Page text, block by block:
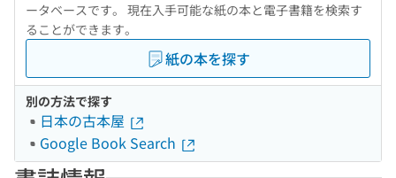
ータベースです。 現在入手可能な紙の本と電子書籍を検索す
ることができます。
紙の本を探す
別の方法で探す
日本の古本屋
Google Book Search